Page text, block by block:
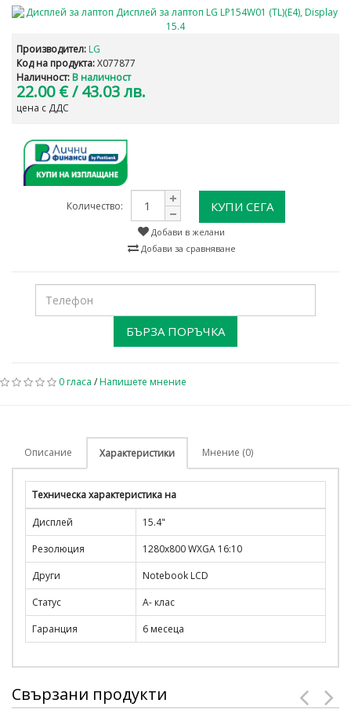
Производител: LG
Код на продукта:X077877
Наличност: В наличност
22.00 €/ 43.03 лв.
цена с ДДС
Количество: КУПИ СЕГА
Добави в желани
Добави за сравняване
БЪРЗА ПОРЪЧКА
0 гласа /Напишете мнение
Описание Характеристики Мнение (0)
Техническа характеристика на
Дисплей
15.4"
Резолюция
1280x800 WXGA 16:10
Други
Notebook LCD
Статус
A- клас
Гаранция
6 месеца
Свързани продукти